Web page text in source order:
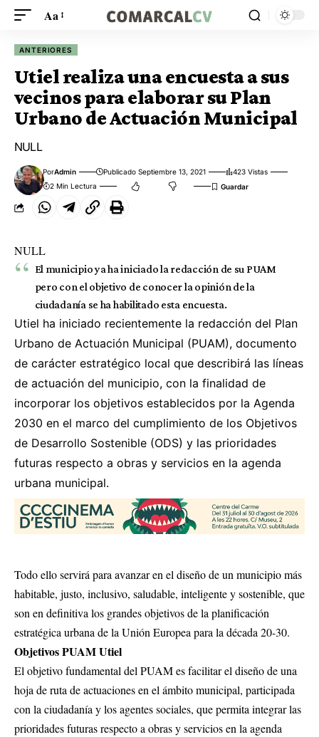
Aa
ANTERIORES
Utiel realiza una encuesta a sus
vecinos para elaborar su Plan
Urbano de Actuación Municipal
NULL
PorAdmin Publicado Septiembre 13, 2021
423 Vistas
2 Min Lectura
NULL
El municipio ya ha iniciado la redacción de su PUAM
pero con el objetivo de conocer la opinión de la
ciudadanía se ha habilitado esta encuesta.
Utiel ha iniciado recientemente la redacción del Plan
Urbano de Actuación Municipal (PUAM), documento
de carácter estratégico local que describirá las líneas
de actuación del municipio, con la finalidad de
incorporar los objetivos establecidos por la Agenda
2030 en el marco del cumplimiento de los Objetivos
de Desarrollo Sostenible (ODS) y las prioridades
futuras respecto a obras y servicios en la agenda
urbana municipal.
Todo ello servirá para avanzar en el diseño de un municipio más
habitable, justo, inclusivo, saludable, inteligente y sostenible, que
son en definitiva los grandes objetivos de la planificación
estratégica urbana de la Unión Europea para la década 20-30.
Objetivos PUAM Utiel
El objetivo fundamental del PUAM es facilitar el diseño de una
hoja de ruta de actuaciones en el ámbito municipal, participada
con la ciudadanía y los agentes sociales, que permita integrar las
prioridades futuras respecto a obras y servicios en la agenda